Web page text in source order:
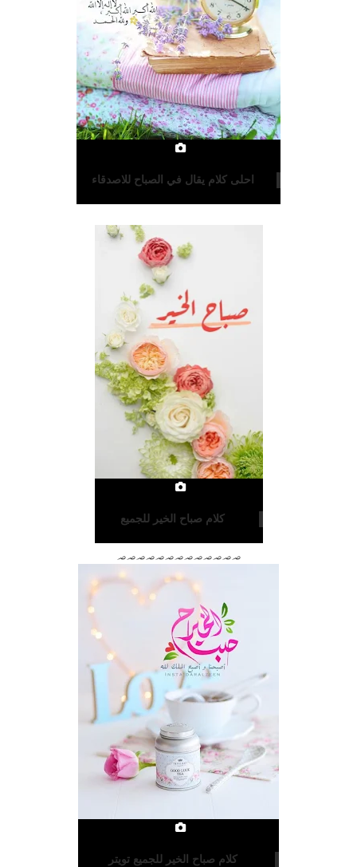
احلى كلام يقال في الصباح للاصدقاء
كلام صباح الخير للجميع
؃؃؃؃؃؃؃؃؃؃؃؃؃
كلام صباح الخير للجميع تويتر